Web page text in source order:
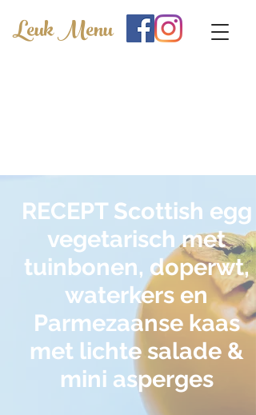
Leuk Menu
RECEPT Scottish egg
vegetarisch met
tuinbonen, doperwt,
waterkers en
Parmezaanse kaas
met lichte salade &
mini asperges